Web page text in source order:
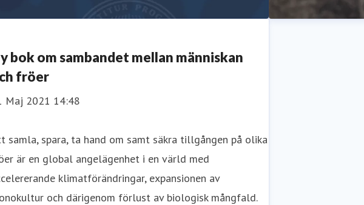
bok om sambandet mellan människan
fröer
Maj 2021 14:48
samla, spara, ta hand om samt säkra tillgången på olika
är en global angelägenhet i en värld med
klimatförändringar, expansionen av
och därigenom förlust av biologisk mångfald.